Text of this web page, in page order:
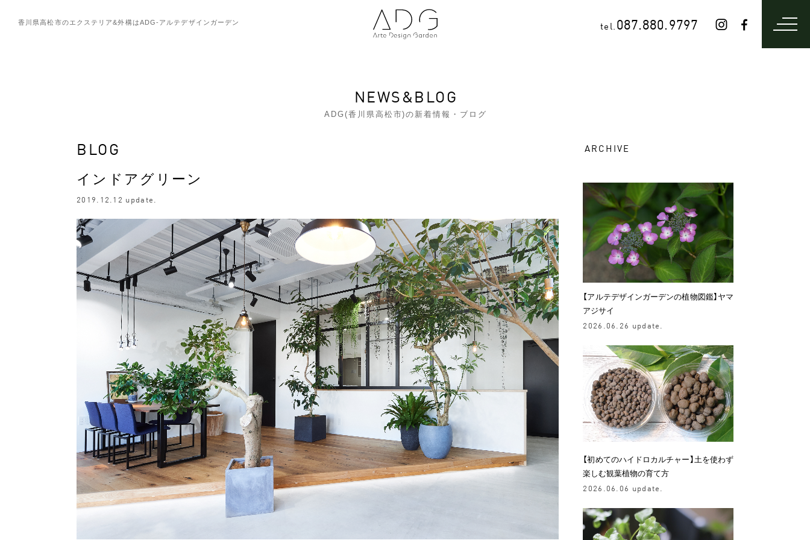
tel. 087.880.9797
NEWS&BLOG
ADG(香川県高松市)の新着情報・ブログ
香川県高松市のエクステリア&外構はADG-アルテデザインガーデン
BLOG
インドアグリーン
2019.12.12 update.
ARCHIVE
【アルテデザインガーデンの植物図鑑】ヤマ
アジサイ
2026.06.26 update.
【初めてのハイドロカルチャー】土を使わず
楽しむ観葉植物の育て方
2026.06.06 update.